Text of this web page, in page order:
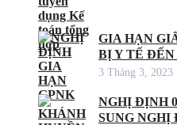
GIA HẠN
BỊ Y TẾ ĐẾN
3 Tháng 3, 2023
NGHỊ ĐỊNH
SUNG NGHỊ